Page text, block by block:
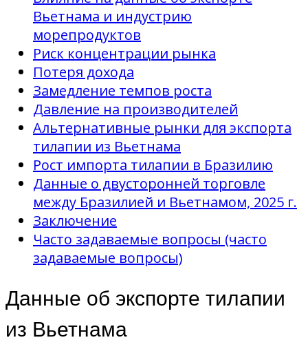
Вьетнама и индустрию
морепродуктов
Риск концентрации рынка
Потеря дохода
Замедление темпов роста
Давление на производителей
Альтернативные рынки для экспорта
тилапии из Вьетнама
Рост импорта тилапии в Бразилию
Данные о двусторонней торговле
между Бразилией и Вьетнамом, 2025 г.
Заключение
Часто задаваемые вопросы (часто
задаваемые вопросы)
Данные об экспорте тилапии
из Вьетнама